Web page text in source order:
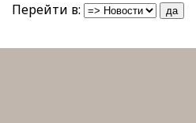
Перейти в: